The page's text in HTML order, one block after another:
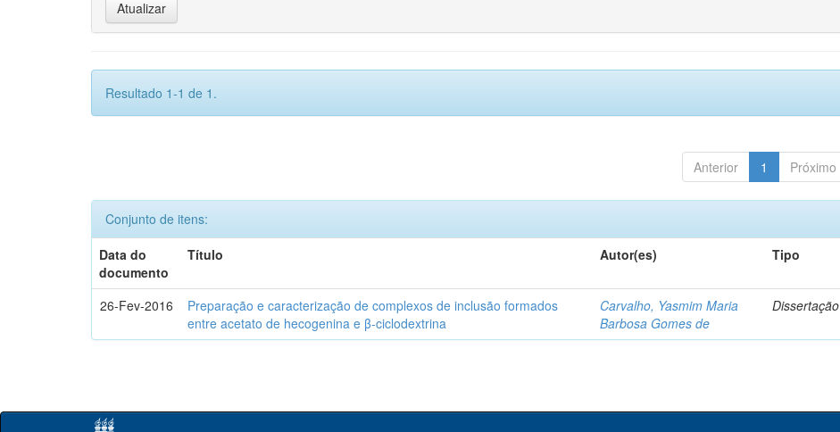
Resultado 1-1 de 1.
Anterior 1 Próximo
Conjunto de itens:
Data do
documento
Título Autor(es) Tipo
26-Fev-2016
Preparação e caracterização de complexos de inclusão formados
entre acetato de hecogenina e β-ciclodextrina
Carvalho, Yasmim Maria
Barbosa Gomes de
Dissertação